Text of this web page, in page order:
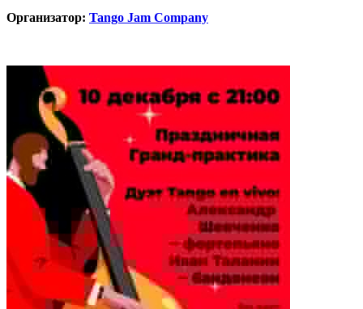
Организатор: Tango Jam Company